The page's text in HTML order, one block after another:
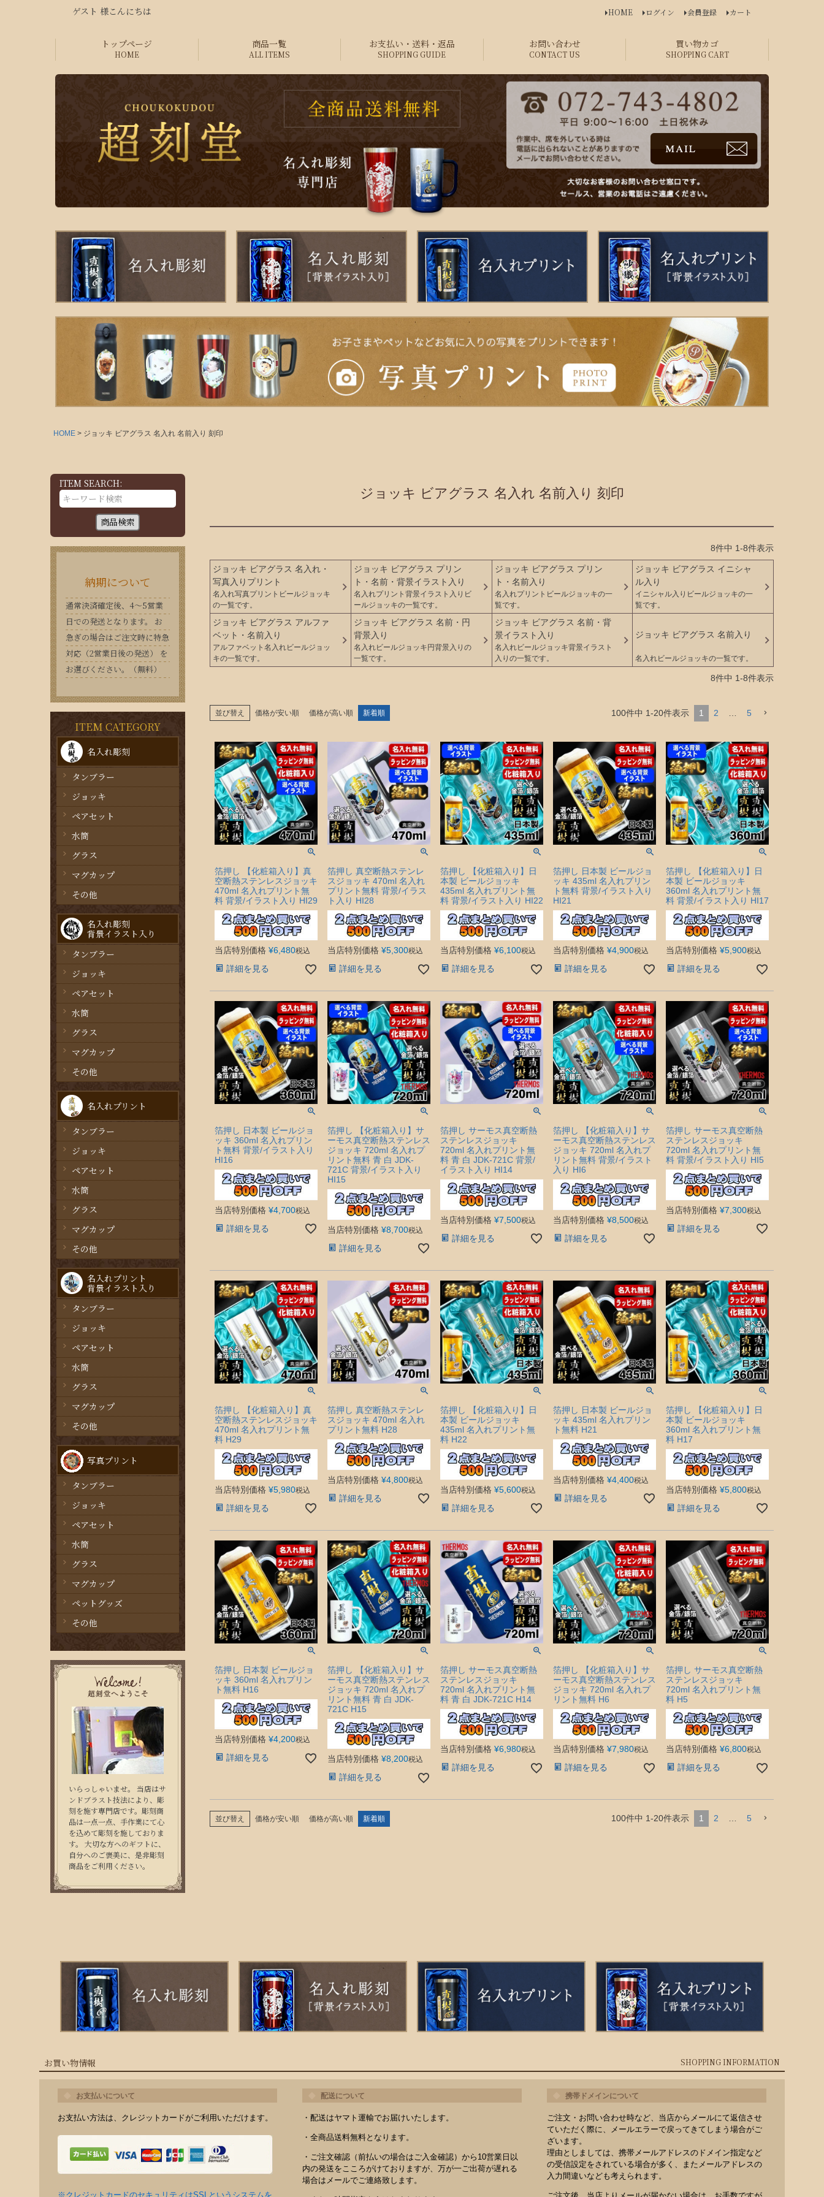
ゲスト 様こんにちは HOME ログイン 会員登録 カート
トップページ
HOME
商品一覧
ALL ITEMS
お支払い・送料・返品
SHOPPING GUIDE
お問い合わせ
CONTACT US
買い物カゴ
SHOPPING CART
HOME ジョッキ ビアグラス 名入れ 名前入り 刻印
ITEM SEARCH:
商品検索
納期について
通常決済確定後、4〜5営業
日での発送となります。 お
急ぎの場合はご注文時に特急
対応（2営業日後の発送） を
お選びください。（無料）
ITEM CATEGORY
名入れ彫刻
タンブラー
ジョッキ
ペアセット
水筒
グラス
マグカップ
その他
名入れ彫刻
背景イラスト入り
タンブラー
ジョッキ
ペアセット
水筒
グラス
マグカップ
その他
名入れプリント
タンブラー
ジョッキ
ペアセット
水筒
グラス
マグカップ
その他
名入れプリント
背景イラスト入り
タンブラー
ジョッキ
ペアセット
水筒
グラス
マグカップ
その他
写真プリント
タンブラー
ジョッキ
ペアセット
水筒
グラス
マグカップ
ペットグッズ
その他
いらっしゃいませ。 当店はサ
ンドブラスト技法により、彫
刻を施す専門店です。彫刻商
品は一点一点、手作業にて心
を込めて彫刻を施しておりま
す。 大切な方へのギフトに、
自分へのご褒美に、是非彫刻
商品をご利用ください。
ジョッキ ビアグラス 名入れ 名前入り 刻印
8件中 1-8件表示
ジョッキ ビアグラス 名入れ・
写真入りプリント
名入れ写真プリントビールジョッキ
の一覧です。
ジョッキ ビアグラス プリン
ト・名前・背景イラスト入り
名入れプリント背景イラスト入りビ
ールジョッキの一覧です。
ジョッキ ビアグラス プリン
ト・名前入り
名入れプリントビールジョッキの一
覧です。
ジョッキ ビアグラス イニシャ
ル入り
イニシャル入りビールジョッキの一
覧です。
ジョッキ ビアグラス アルファ
ベット・名前入り
アルファベット名入れビールジョッ
キの一覧です。
ジョッキ ビアグラス 名前・円
背景入り
名入れビールジョッキ円背景入りの
一覧です。
ジョッキ ビアグラス 名前・背
景イラスト入り
名入れビールジョッキ背景イラスト
入りの一覧です。
ジョッキ ビアグラス 名前入り
名入れビールジョッキの一覧です。
8件中 1-8件表示
並び替え 価格が安い順 価格が高い順 新着順 100件中 1-20件表示 1 2 5
箔押し 【化粧箱入り】真
空断熱ステンレスジョッキ
470ml 名入れプリント無
料 背景/イラスト入り HI29
当店特別価格 ¥6,480税込
詳細を見る
箔押し 真空断熱ステンレ
スジョッキ 470ml 名入れ
プリント無料 背景/イラス
ト入り HI28
当店特別価格 ¥5,300税込
詳細を見る
箔押し 【化粧箱入り】日
本製 ビールジョッキ
435ml 名入れプリント無
料 背景/イラスト入り HI22
当店特別価格 ¥6,100税込
詳細を見る
箔押し 日本製 ビールジョ
ッキ 435ml 名入れプリン
ト無料 背景/イラスト入り
HI21
当店特別価格 ¥4,900税込
詳細を見る
箔押し 【化粧箱入り】日
本製 ビールジョッキ
360ml 名入れプリント無
料 背景/イラスト入り HI17
当店特別価格 ¥5,900税込
詳細を見る
箔押し 日本製 ビールジョ
ッキ 360ml 名入れプリン
ト無料 背景/イラスト入り
HI16
当店特別価格 ¥4,700税込
詳細を見る
箔押し 【化粧箱入り】サ
ーモス真空断熱ステンレス
ジョッキ 720ml 名入れプ
リント無料 青 白 JDK-
721C 背景/イラスト入り
HI15
当店特別価格 ¥8,700税込
詳細を見る
箔押し サーモス真空断熱
ステンレスジョッキ
720ml 名入れプリント無
料 青 白 JDK-721C 背景/
イラスト入り HI14
当店特別価格 ¥7,500税込
詳細を見る
箔押し 【化粧箱入り】サ
ーモス真空断熱ステンレス
ジョッキ 720ml 名入れプ
リント無料 背景/イラスト
入り HI6
当店特別価格 ¥8,500税込
詳細を見る
箔押し サーモス真空断熱
ステンレスジョッキ
720ml 名入れプリント無
料 背景/イラスト入り HI5
当店特別価格 ¥7,300税込
詳細を見る
箔押し 【化粧箱入り】真
空断熱ステンレスジョッキ
470ml 名入れプリント無
料 H29
当店特別価格 ¥5,980税込
詳細を見る
箔押し 真空断熱ステンレ
スジョッキ 470ml 名入れ
プリント無料 H28
当店特別価格 ¥4,800税込
詳細を見る
箔押し 【化粧箱入り】日
本製 ビールジョッキ
435ml 名入れプリント無
料 H22
当店特別価格 ¥5,600税込
詳細を見る
箔押し 日本製 ビールジョ
ッキ 435ml 名入れプリン
ト無料 H21
当店特別価格 ¥4,400税込
詳細を見る
箔押し 【化粧箱入り】日
本製 ビールジョッキ
360ml 名入れプリント無
料 H17
当店特別価格 ¥5,800税込
詳細を見る
箔押し 日本製 ビールジョ
ッキ 360ml 名入れプリン
ト無料 H16
当店特別価格 ¥4,200税込
詳細を見る
箔押し 【化粧箱入り】サ
ーモス真空断熱ステンレス
ジョッキ 720ml 名入れプ
リント無料 青 白 JDK-
721C H15
当店特別価格 ¥8,200税込
詳細を見る
箔押し サーモス真空断熱
ステンレスジョッキ
720ml 名入れプリント無
料 青 白 JDK-721C H14
当店特別価格 ¥6,980税込
詳細を見る
箔押し 【化粧箱入り】サ
ーモス真空断熱ステンレス
ジョッキ 720ml 名入れプ
リント無料 H6
当店特別価格 ¥7,980税込
詳細を見る
箔押し サーモス真空断熱
ステンレスジョッキ
720ml 名入れプリント無
料 H5
当店特別価格 ¥6,800税込
詳細を見る
並び替え 価格が安い順 価格が高い順 新着順 100件中 1-20件表示 1 2 … 5
お買い物情報 SHOPPING INFORMATION
お支払いについて
お支払い方法は、クレジットカードがご利用いただけます。
※クレジットカードのセキュリティはSSLというシステムを
配送について
・配送はヤマト運輸でお届けいたします。
・全商品送料無料となります。
・ご注文確認（前払いの場合はご入金確認）から10営業日以
内の発送をこころがけておりますが、万が一ご出荷が遅れる
場合はメールでご連絡致します。
携帯ドメインについて
ご注文・お問い合わせ時など、当店からメールにて返信させ
ていただく際に、メールエラーで戻ってきてしまう場合がご
ざいます。
理由としましては、携帯メールアドレスのドメイン指定など
の受信設定をされている場合が多く、またメールアドレスの
入力間違いなども考えられます。